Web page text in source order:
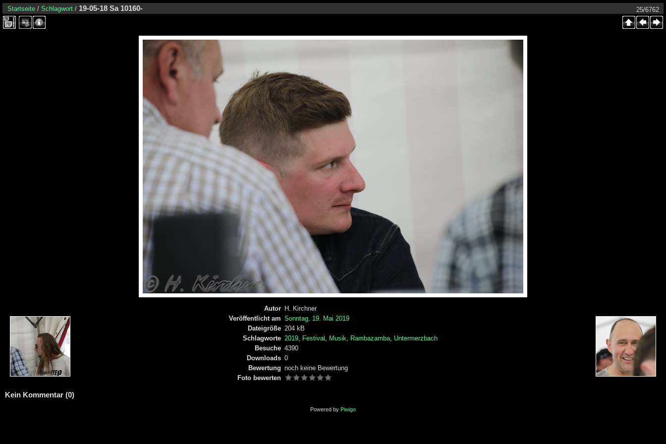
Startseite / Schlagwort / 19-05-18 Sa 10160- 25/6762
Autor H. Kirchner
Veröffentlicht am Sonntag, 19. Mai 2019
Dateigröße 204 kB
Schlagworte 2019, Festival , Musik, Rambazamba, Untermerzbach
Besuche 4390
Downloads 0
Bewertung noch keine Bewertung
Foto bewerten
Kein Kommentar (0)
Powered by Piwigo